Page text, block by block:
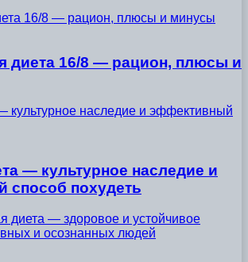
16/8 — рацион, плюсы и минусы
диета 16/8 — рацион, плюсы и
культурное наследие и эффективный
— культурное наследие и
способ похудеть
диета — здоровое и устойчивое
и осознанных людей